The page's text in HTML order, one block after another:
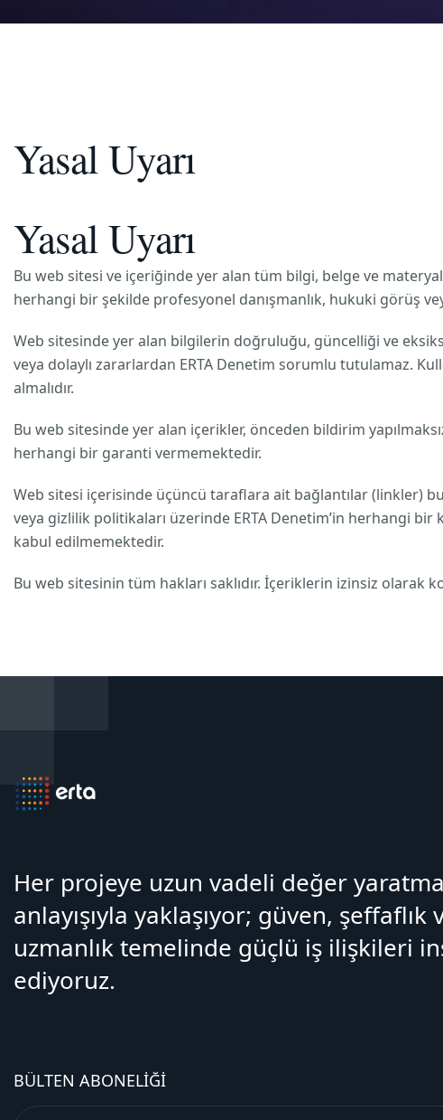
Yasal Uyarı
Yasal Uyarı
Bu web sitesi ve içeriğinde yer alan tüm bilgi, belge ve
herhangi bir şekilde profesyonel danışmanlık, hukuki görüş
Web sitesinde yer alan bilgilerin doğruluğu, güncelliği ve
veya dolaylı zararlardan ERTA Denetim sorumlu tutulamaz.
almalıdır.
Bu web sitesinde yer alan içerikler, önceden bildirim
herhangi bir garanti vermemektedir.
Web sitesi içerisinde üçüncü taraflara ait bağlantılar (linkler)
veya gizlilik politikaları üzerinde ERTA Denetim’in herhangi
kabul edilmemektedir.
Bu web sitesinin tüm hakları saklıdır. İçeriklerin izinsiz olarak
Her projeye uzun vadeli değer yaratma
anlayışıyla yaklaşıyor; güven, şeffaflık
uzmanlık temelinde güçlü iş ilişkileri
ediyoruz.
BÜLTEN ABONELIĞI